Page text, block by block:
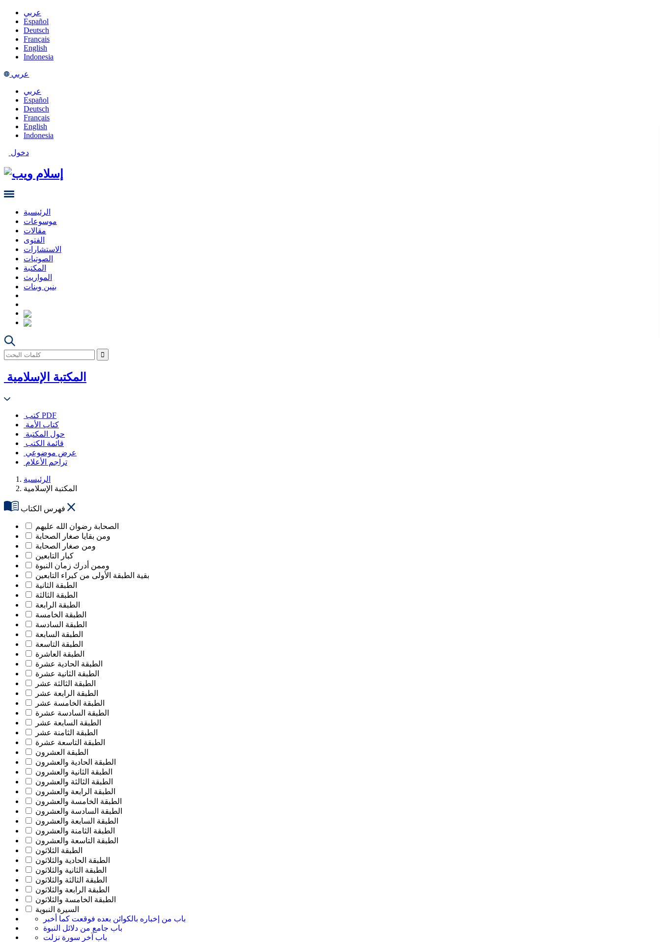
عربي
Español
Deutsch
Français
English
Indonesia
عربي
عربي
Español
Deutsch
Français
English
Indonesia
دخول
الرئيسية
موسوعات
مقالات
الفتوى
الاستشارات
الصوتيات
المكتبة
المواريث
بنين وبنات
المكتبة الإسلامية
كتب PDF
كتاب الأمة
حول المكتبة
قائمة الكتب
عرض موضوعي
تراجم الأعلام
الرئيسية
المكتبة الإسلامية
الصحابة رضوان الله عليهم
ومن بقايا صغار الصحابة
ومن صغار الصحابة
كبار التابعين
وممن أدرك زمان النبوة
بقية الطبقة الأولى من كبراء التابعين
الطبقة الثانية
الطبقة الثالثة
الطبقة الرابعة
الطبقة الخامسة
الطبقة السادسة
الطبقة السابعة
الطبقة التاسعة
الطبقة العاشرة
الطبقة الحادية عشرة
الطبقة الثانية عشرة
الطبقة الثالثة عشر
الطبقة الرابعة عشر
الطبقة الخامسة عشر
الطبقة السادسة عشرة
الطبقة السابعة عشر
الطبقة الثامنة عشر
الطبقة التاسعة عشرة
الطبقة العشرون
الطبقة الحادية والعشرون
الطبقة الثانية والعشرون
الطبقة الثالثة والعشرون
الطبقة الرابعة والعشرون
الطبقة الخامسة والعشرون
الطبقة السادسة والعشرون
الطبقة السابعة والعشرون
الطبقة الثامنة والعشرون
الطبقة التاسعة والعشرون
الطبقة الثلاثون
الطبقة الحادية والثلاثون
الطبقة الثانية والثلاثون
الطبقة الثالثة والثلاثون
الطبقة الرابعة والثلاثون
الطبقة الخامسة والثلاثون
السيرة النبوية
باب من إخباره بالكوائن بعده فوقعت كما أخبر
باب جامع من دلائل النبوة
باب آخر سورة نزلت